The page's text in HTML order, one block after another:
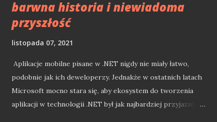
barwna historia i niewiadoma
przyszłość
listopada 07, 2021
Aplikacje mobilne pisane w .NET nigdy nie miały łatwo,
podobnie jak ich deweloperzy. Jednakże w ostatnich latach
Microsoft mocno stara się, aby ekosystem do tworzenia
aplikacji w technologii .NET był jak najbardziej przyjazny